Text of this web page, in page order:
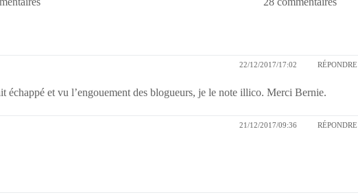
22/12/2017/17:02 RÉPONDRE
échappé et vu l’engouement des blogueurs, je le note illico. Merci Bernie.
21/12/2017/09:36 RÉPONDRE